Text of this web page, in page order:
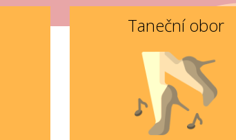
Taneční obor